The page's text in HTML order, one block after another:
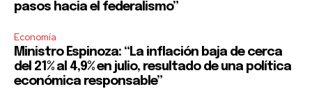
pasos hacia el federalismo”
Economía
Ministro Espinoza: “La inflación baja de cerca
del 21% al 4,9% en julio, resultado de una política
económica responsable”